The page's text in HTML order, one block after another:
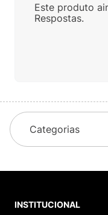
Este produto
Respostas.
Categorias
INSTITUCIONAL